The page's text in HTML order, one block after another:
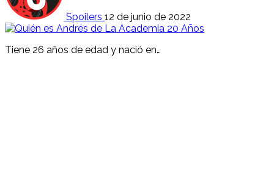
Spoilers 12 de junio de 2022
Tiene 26 años de edad y nació en…